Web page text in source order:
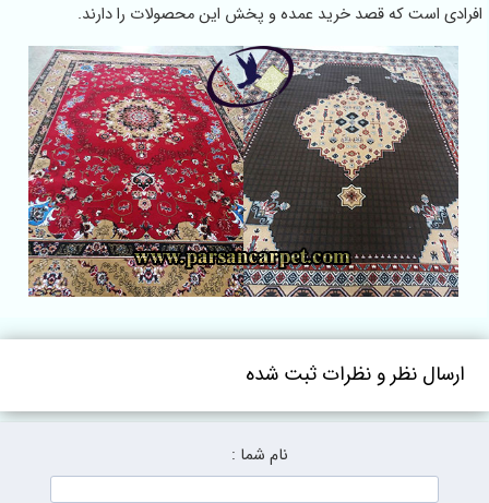
افرادی است که قصد خرید عمده و پخش این محصولات را دارند.
ارسال نظر و نظرات ثبت شده
نام شما :